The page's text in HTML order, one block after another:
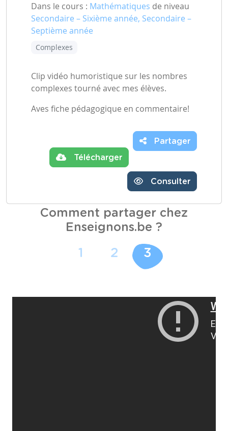
Dans le cours : Mathématiques de niveau
Secondaire – Sixième année, Secondaire –
Septième année
Complexes
Clip vidéo humoristique sur les nombres
complexes tourné avec mes élèves.
Aves fiche pédagogique en commentaire!
Télécharger
Partager
Consulter
Comment partager chez
Enseignons.be ?
1 2 3